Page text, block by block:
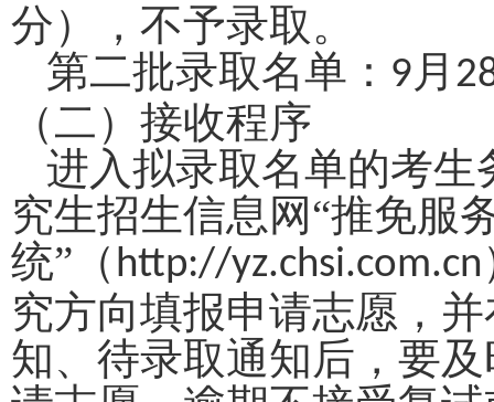
分），不予录取。
第二批录取名单： 9 月
（二）接收程序
进入拟录取名单的考
究生招生信息网“推免服
统”（ http://yz.chsi.com.cn
究方向填报申请志愿，
知、待录取通知后，要